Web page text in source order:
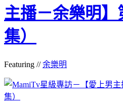
主播－余樂明】
集）
Featuring //余樂明